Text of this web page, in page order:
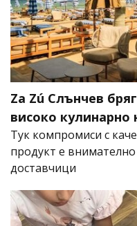
Za Zú Слънчев
високо кулинарно
Тук компромиси с
продукт е
доставчици